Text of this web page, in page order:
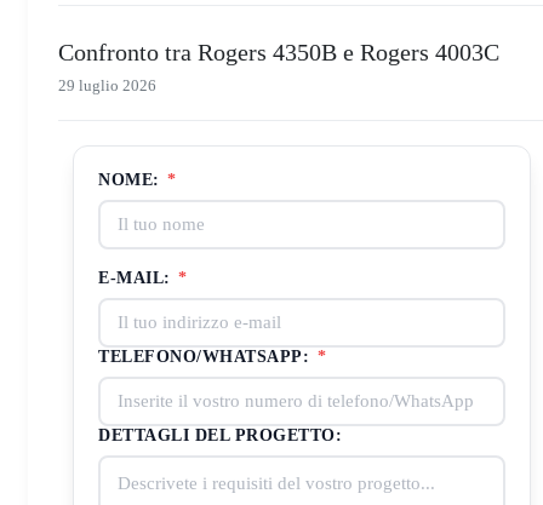
Confronto tra Rogers 4350B e Rogers 4003C
29 luglio 2026
NOME: *
E-MAIL: *
TELEFONO/WHATSAPP: *
DETTAGLI DEL PROGETTO: